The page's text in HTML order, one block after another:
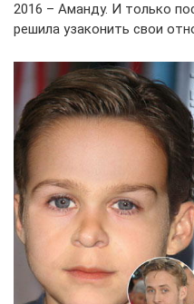
2016 – Аманду. И только
решила узаконить свои